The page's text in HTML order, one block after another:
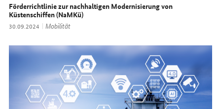
Förderrichtlinie zur nachhaltigen Modernisierung von
Küstenschiffen (NaMKü)
Datum:
30.09.2024 Thema:
Mobilität